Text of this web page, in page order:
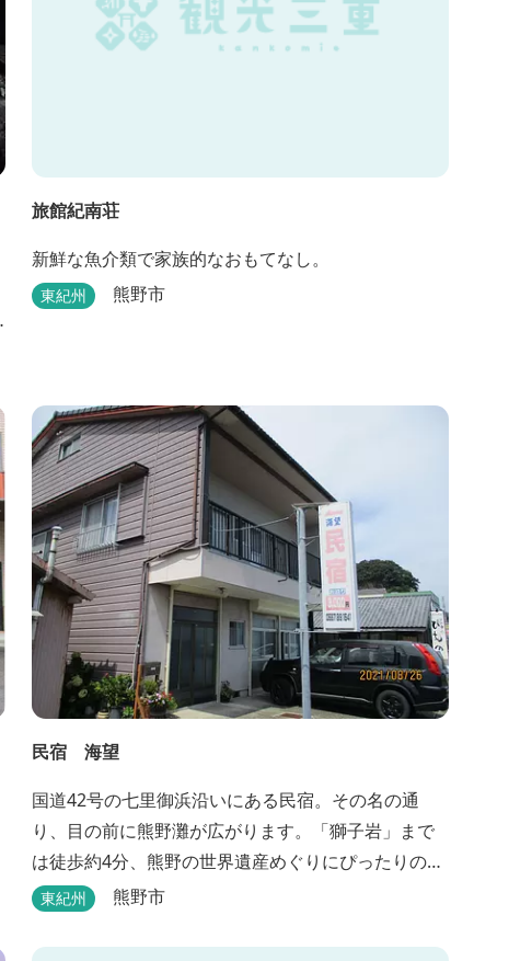
旅館紀南荘
新鮮な魚介類で家族的なおもてなし。
東紀州 熊野市
民宿 海望
国道42号の七里御浜沿いにある民宿。その名の通
り、目の前に熊野灘が広がります。「獅子岩」まで
は徒歩約4分、熊野の世界遺産めぐりにぴったりのロ
ケーションです。
東紀州 熊野市